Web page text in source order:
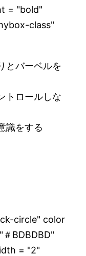
= "bold"
class"
とバーベルを
トロールしな
識をする
circle" color
BDBDBD"
= "2"